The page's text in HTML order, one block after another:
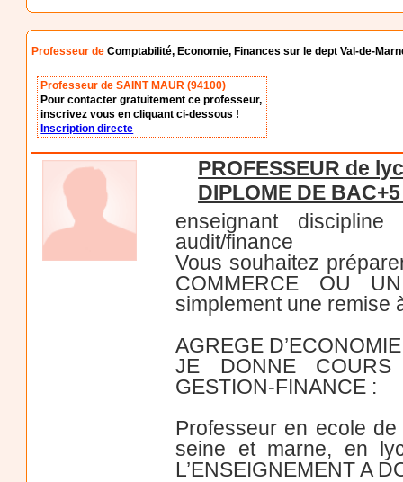
Professeur deComptabilité, Economie, Finances sur le dept Val-de-
Professeur de SAINT MAUR (94100)
Pour contacter gratuitement ce professeur,
inscrivez vous en cliquant ci-dessous !
Inscription directe
PROFESSEUR de
DIPLOME DE
enseignant discipline
audit/finance
Vous souhaitez
COMMERCE OU
simplement une remise
AGREGE
JE DONNE COURS
GESTION-FINANCE :
Professeur en ecole
seine et marne, en
L’ENSEIGNEMENT A